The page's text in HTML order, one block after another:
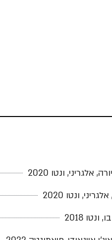
אלגריני, ונטו 2020
ונטו 2020
2018